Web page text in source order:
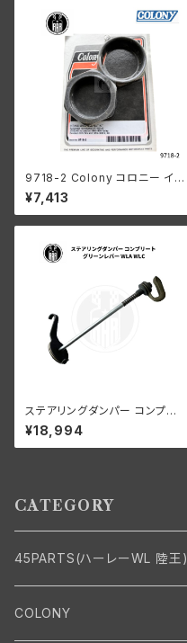
9718-2 Colony コロニー イン
テーク マニホールド ナット キッ
ト ハーレーダビッドソン 1940-
54年 OHV 74 モデル 1953-5
¥7,413
ステアリングダンパー コンプリ
ート グリーンレバー ハーレーダ
ビッドソン WLA WLC
¥18,994
CATEGORY
45PARTS(ハーレーWL 陸王)
エンジン
COLONY